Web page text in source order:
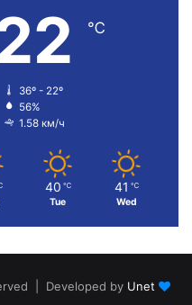
℃
36º - 22º
56%
1.58 км/ч
40 ℃
Tue
41 ℃
Wed
| Developed by Unet